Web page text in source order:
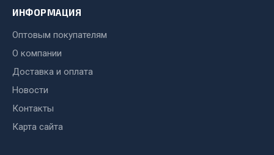
Амортизаторы для полуприцепов
Весь раздел
Двигатель
ИНФОРМАЦИЯ
Оптовым покупателям
О компании
Доставка и оплата
Новости
Контакты
Карта сайта